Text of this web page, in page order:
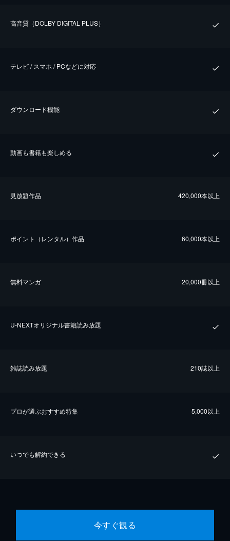
⾼⾳質（DOLBY DIGITAL PLUS）
テレビ / スマホ / PCなどに対応
ダウンロード機能
動画も書籍も楽しめる
⾒放題作品 420,000本以上
ポイント（レンタル）作品 60,000本以上
無料マンガ 20,000冊以上
U-NEXTオリジナル書籍読み放題
雑誌読み放題 210誌以上
プロが選ぶおすすめ特集 5,000以上
いつでも解約できる
今すぐ観る